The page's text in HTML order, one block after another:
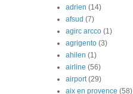
adrien (14)
afsud (7)
agirc arcco (1)
agrigento (3)
ahilen (1)
airline (56)
airport (29)
aix en provence (58)